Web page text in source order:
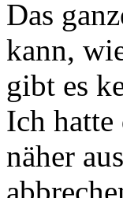
Das
kann,
gibt es
Ich hatte
näher